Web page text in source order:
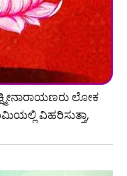
ಲೋಕ
ವಿಹರಿಸುತ್ತಾ,